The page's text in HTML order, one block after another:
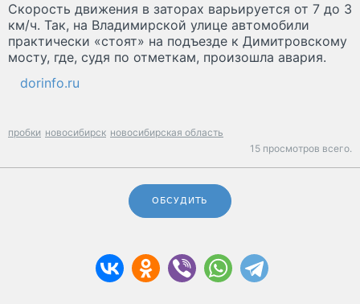
Скорость движения в заторах варьируется от 7 до 3
км/ч. Так, на Владимирской улице автомобили
практически «стоят» на подъезде к Димитровскому
мосту, где, судя по отметкам, произошла авария.
dorinfo.ru
пробки новосибирск новосибирская область
15 просмотров всего.
ОБСУДИТЬ